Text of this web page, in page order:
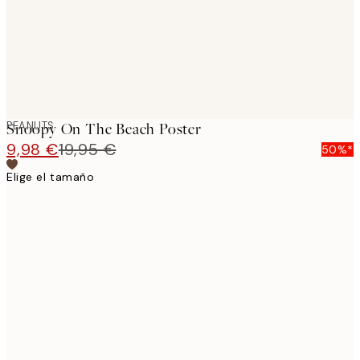
PEANUTS
Snoopy On The Beach Poster
9,98 €19,95 €
50%*
Elige el tamaño